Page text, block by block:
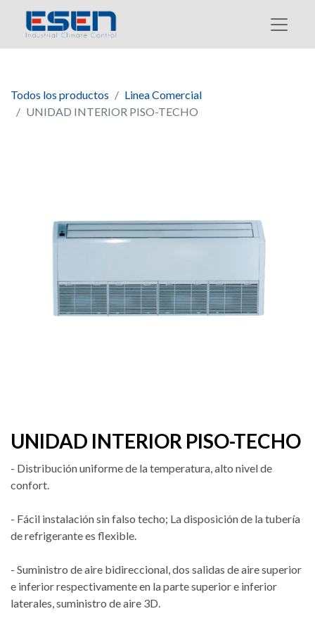
Todos los productos
Linea Comercial
UNIDAD INTERIOR PISO-TECHO
UNIDAD INTERIOR PISO-TECHO
- Distribución uniforme de la temperatura, alto nivel de
confort.
- Fácil instalación sin falso techo; La disposición de la tubería
de refrigerante es flexible.
- Suministro de aire bidireccional, dos salidas de aire superior
e inferior respectivamente en la parte superior e inferior
laterales, suministro de aire 3D.